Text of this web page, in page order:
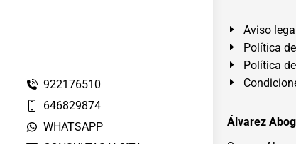
922176510
646829874
WHATSAPP
Aviso
Política
Política
Álvarez